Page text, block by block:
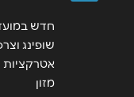
חדש
שופינג
אטרקציות
מזון